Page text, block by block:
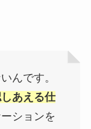
んです。
あえる仕
ションを